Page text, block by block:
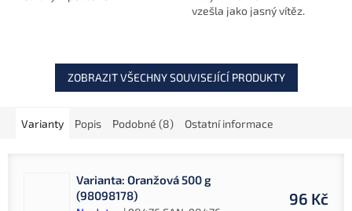
vzešla jako jasný vítěz.
ZOBRAZIT VŠECHNY SOUVISEJÍCÍ PRODUKTY
Varianty Popis Podobné (8) Ostatní informace
Varianta: Oranžová 500 g
(98098178)
96 Kč